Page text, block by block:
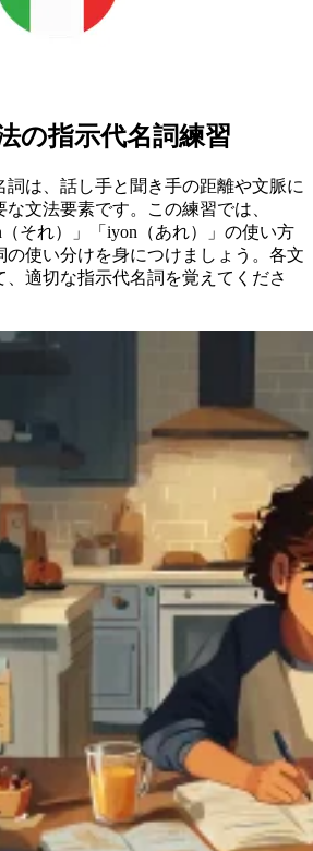
の指示代名詞練習
詞は、話し手と聞き手の距離や文脈に
文法要素です。この練習では、
（それ）」「iyon（あれ）」の使い方
の使い分けを身につけましょう。各文
適切な指示代名詞を覚えてくださ